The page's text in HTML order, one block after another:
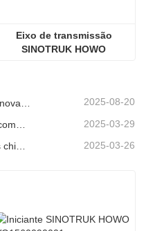
Eixo de transmissão
SINOTRUK HOWO
2025-08-20
2025-03-29
Indústria de caminhões pesados ​​chineses: nova energia e exportações como motoristas gêmeos, com empresas de peças locais acelerando sua ascensão 2025-03-26